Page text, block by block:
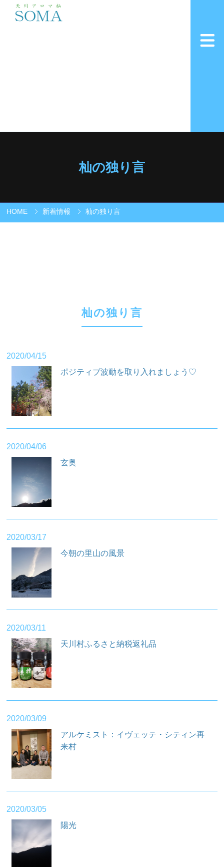
杣の独り言
HOME 新着情報 杣の独り言
杣の独り言
2020/04/15
ポジティブ波動を取り入れましょう♡
2020/04/06
玄奥
2020/03/17
今朝の里山の風景
2020/03/11
天川村ふるさと納税返礼品
2020/03/09
アルケミスト：イヴェッテ・シティン再
来村
2020/03/05
陽光